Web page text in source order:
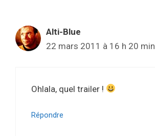
Alti-Blue
22 mars 2011 à 16 h 20 min
Ohlala, quel trailer !
Répondre